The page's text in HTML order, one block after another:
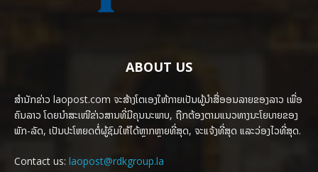
ABOUT US
ສຳນັກຂ່າວ laopost.com ຈະສ້າງໂຕເອງໃຫ້ກາຍເປັນຜູ້ນຳສື່ອອນລາຍຂອງລາວ ເພື່ອ
ຄົນລາວ ໂດຍນຳສະເໜີຂ່າວສານທີ່ມີຄຸນນະພາບ, ຖືກຕ້ອງຕາມແນວທາງນະໂຍບາຍຂອງ
ພັກ-ລັດ, ເປັນປະໂຫຍດຕໍ່ຜູ້ຊົມໃຫ້ໄດ້ຫຼາກຫຼາຍທີ່ສຸດ, ຈະແຈ້ງທີ່ສຸດ ແລະວ່ອງໄວທີ່ສຸດ.
Contact us: laopost@rdkgroup.la